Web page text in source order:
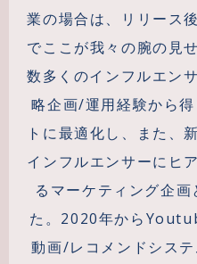
業の場合は、リリース
でここが我々の腕の見
数多くのインフルエン
略企画/運用経験から
トに最適化し、また、
インフルエンサーにヒ
るマーケティング企
た。2020年から
動画/レコメンドシス